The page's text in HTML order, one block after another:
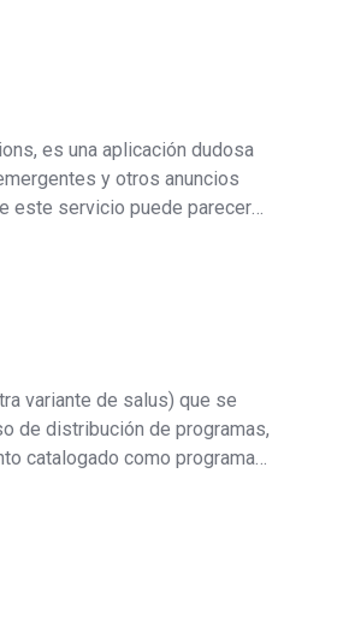
es una aplicación dudosa
y otros anuncios
este servicio puede parecer
variante de salus) que se
de distribución de programas,
catalogado como programa